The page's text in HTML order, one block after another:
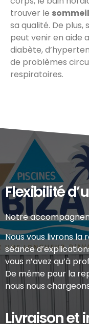
trouver le sommeil
sa qualité. De plus,
peut venir en aide
diabète,
de problèmes
respiratoires.
Flexibilité
Notre
Nous vous livrons la
séance
vous n’avez qu’à
De même pour la
nous nous
Livraison et